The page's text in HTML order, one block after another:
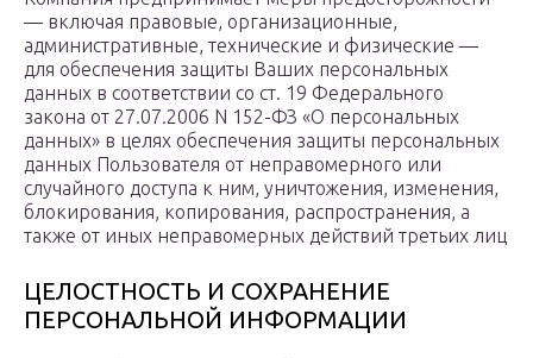
— включая правовые, организационные,
административные, технические и физические —
для обеспечения защиты Ваших персональных
данных в соответствии со ст. 19 Федерального
закона от 27.07.2006 N 152-ФЗ «О персональных
данных» в целях обеспечения защиты персональных
данных Пользователя от неправомерного или
случайного доступа к ним, уничтожения, изменения,
блокирования, копирования, распространения, а
также от иных неправомерных действий третьих лиц
ЦЕЛОСТНОСТЬ И СОХРАНЕНИЕ
ПЕРСОНАЛЬНОЙ ИНФОРМАЦИИ